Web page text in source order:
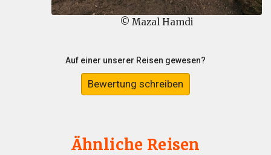
© Mazal Hamdi
Auf einer unserer Reisen gewesen?
Bewertung schreiben
Ähnliche Reisen